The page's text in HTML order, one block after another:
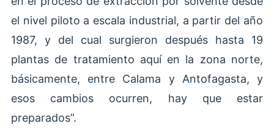
el nivel piloto a escala industrial, a partir del año
1987, y del cual surgieron después hasta 19
plantas de tratamiento aquí en la zona norte,
básicamente, entre Calama y Antofagasta, y
esos cambios ocurren, hay que estar
preparados”.